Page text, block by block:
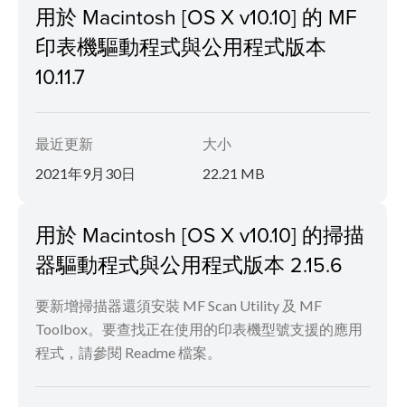
用於 Macintosh [OS X v10.10] 的 MF
印表機驅動程式與公用程式版本
10.11.7
最近更新
2021年9月30日
大小
22.21 MB
用於 Macintosh [OS X v10.10] 的掃描
器驅動程式與公用程式版本 2.15.6
要新增掃描器還須安裝 MF Scan Utility 及 MF
Toolbox。要查找正在使用的印表機型號支援的應用
程式，請參閱 Readme 檔案。